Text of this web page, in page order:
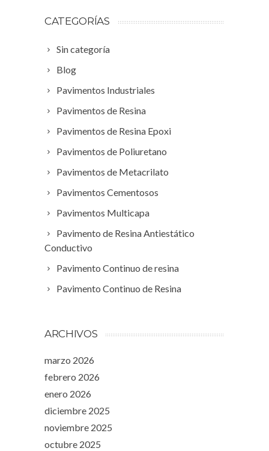
CATEGORÍAS
Sin categoría
Blog
Pavimentos Industriales
Pavimentos de Resina
Pavimentos de Resina Epoxi
Pavimentos de Poliuretano
Pavimentos de Metacrilato
Pavimentos Cementosos
Pavimentos Multicapa
Pavimento de Resina Antiestático
Conductivo
Pavimento Continuo de resina
Pavimento Continuo de Resina
ARCHIVOS
marzo 2026
febrero 2026
enero 2026
diciembre 2025
noviembre 2025
octubre 2025